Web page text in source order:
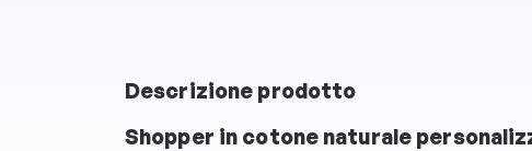
Descrizione prodotto
Shopper in cotone naturale